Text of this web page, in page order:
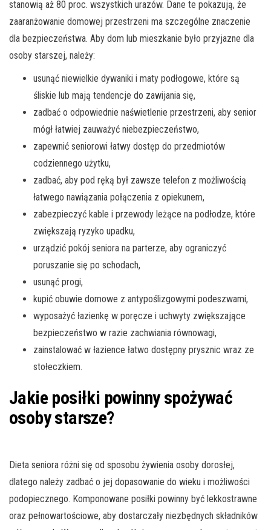
stanowią aż 80 proc. wszystkich urazów. Dane te pokazują, że
zaaranżowanie domowej przestrzeni ma szczególne znaczenie
dla bezpieczeństwa. Aby dom lub mieszkanie było przyjazne dla
osoby starszej, należy:
usunąć niewielkie dywaniki i maty podłogowe, które są
śliskie lub mają tendencje do zawijania się,
zadbać o odpowiednie naświetlenie przestrzeni, aby senior
mógł łatwiej zauważyć niebezpieczeństwo,
zapewnić seniorowi łatwy dostęp do przedmiotów
codziennego użytku,
zadbać, aby pod ręką był zawsze telefon z możliwością
łatwego nawiązania połączenia z opiekunem,
zabezpieczyć kable i przewody leżące na podłodze, które
zwiększają ryzyko upadku,
urządzić pokój seniora na parterze, aby ograniczyć
poruszanie się po schodach,
usunąć progi,
kupić obuwie domowe z antypoślizgowymi podeszwami,
wyposażyć łazienkę w poręcze i uchwyty zwiększające
bezpieczeństwo w razie zachwiania równowagi,
zainstalować w łazience łatwo dostępny prysznic wraz ze
stołeczkiem.
Jakie posiłki powinny spożywać
osoby starsze?
Dieta seniora różni się od sposobu żywienia osoby dorosłej,
dlatego należy zadbać o jej dopasowanie do wieku i możliwości
podopiecznego. Komponowane posiłki powinny być lekkostrawne
oraz pełnowartościowe, aby dostarczały niezbędnych składników